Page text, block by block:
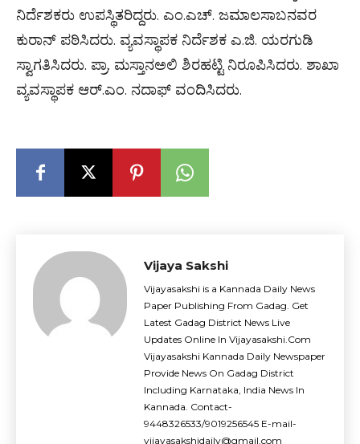
ನಿರ್ದೆಶಕರು ಉಪಸ್ಥಿತರಿದ್ದರು. ಎಂ.ಎಚ್. ಜಮಾಲಸಾಬನವರ
ಕುರಾನ್ ಪಠಿಸಿದರು. ವ್ಯವಸ್ಥಾಪಕ ನಿರ್ದೆಶಕ ಎ.ಜಿ. ಯರಗುಡಿ
ಸ್ವಾಗತಿಸಿದರು. ಪ್ರಾ. ಮಸ್ತಾನಅಲಿ ಶಿರಹಟ್ಟಿ ನಿರೂಪಿಸಿದರು. ಶಾಖಾ
ವ್ಯವಸ್ಥಾಪಕ ಆರ್.ಎಂ. ನದಾಫ್ ವಂದಿಸಿದರು.
Vijaya Sakshi
Vijayasakshi is a Kannada Daily News
Paper Publishing From Gadag. Get
Latest Gadag District News Live
Updates Online In Vijayasakshi.Com
Vijayasakshi Kannada Daily Newspaper
Provide News On Gadag District
Including Karnataka, India News In
Kannada. Contact-
9448326533/9019256545 E-mail-
vijayasakshidaily@gmail.com